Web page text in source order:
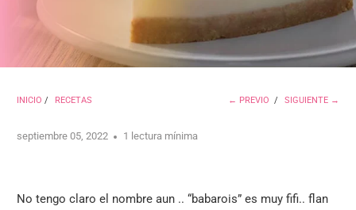
INICIO / RECETAS ← PREVIO / SIGUIENTE →
septiembre 05, 2022 1 lectura mínima
No tengo claro el nombre aun .. “babarois” es muy fifi.. flan